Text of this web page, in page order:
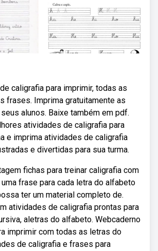
caligrafia para imprimir, todas as
frases. Imprima gratuitamente as
alunos. Baixe também em pdf.
atividades de caligrafia para
e imprima atividades de caligrafia
e divertidas para sua turma.
fichas para treinar caligrafia com
frase para cada letra do alfabeto
ter um material completo de.
atividades de caligrafia prontas para
aletras do alfabeto. Webcaderno
imprimir com todas as letras do
de caligrafia e frases para